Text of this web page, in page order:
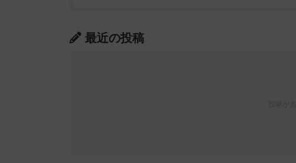
最近の投稿